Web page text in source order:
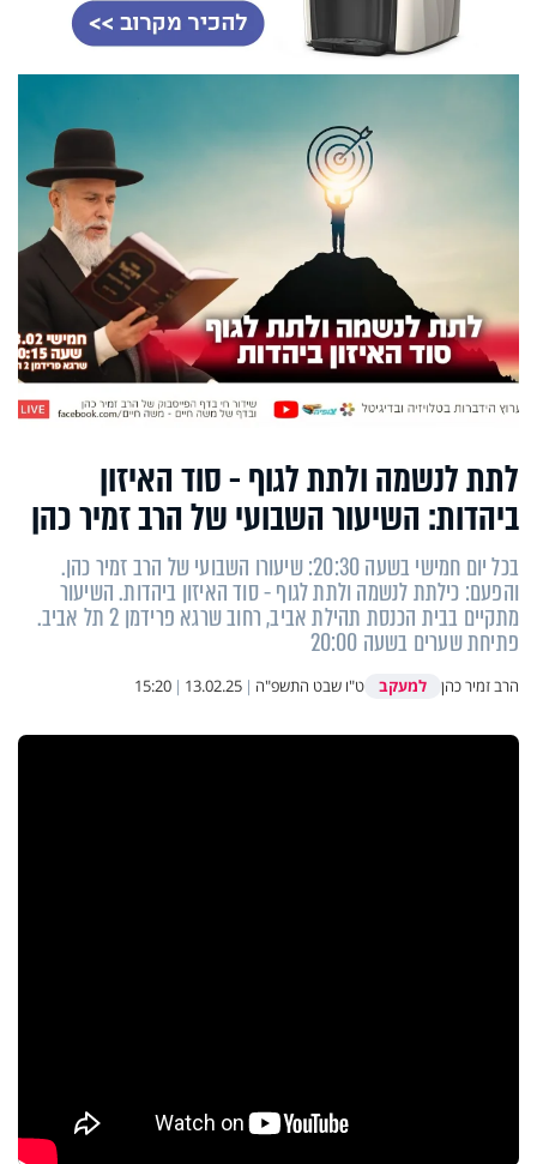
לתת לנשמה ולתת לגוף - סוד האיזון
ביהדות: השיעור השבועי של הרב זמיר כהן
בכל יום חמישי בשעה 20:30: שיעורו השבועי של הרב זמיר כהן.
והפעם: כילתת לנשמה ולתת לגוף - סוד האיזון ביהדות. השיעור
מתקיים בבית הכנסת תהילת אביב, רחוב שרגא פרידמן 2 תל אביב.
פתיחת שערים בשעה 20:00
הרב זמיר כהן למעקב ט"ו שבט התשפ"ה |
13.02.25
|
15:20